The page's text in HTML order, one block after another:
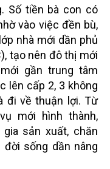
Số tiền bà con có
vào việc đền bù,
nhà mới dần phủ
tạo nên đô thị mới
gần trung tâm
lên cấp 2, 3 không
đi về thuận lợi. Từ
mới hình thành,
sản xuất, chăn
sống dần nâng